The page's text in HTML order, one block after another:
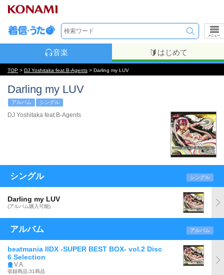
メニュー
音楽 はじめて
TOP > DJ Yoshitaka feat.B-Agents > Darling my LUV
Darling my LUV
アルバム シングル
DJ Yoshitaka feat.B-Agents
シングル シングル
Darling my LUV
(アルバム購入可能)
アルバム アルバム
beatmania IIDX -SUPER BEST BOX- vol.2 Disc
6 Selection
V.A.
収録商品:31商品